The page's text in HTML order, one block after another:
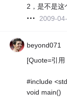
2，是不是这
2009-
beyond071
[Quote=引
#include
void main()